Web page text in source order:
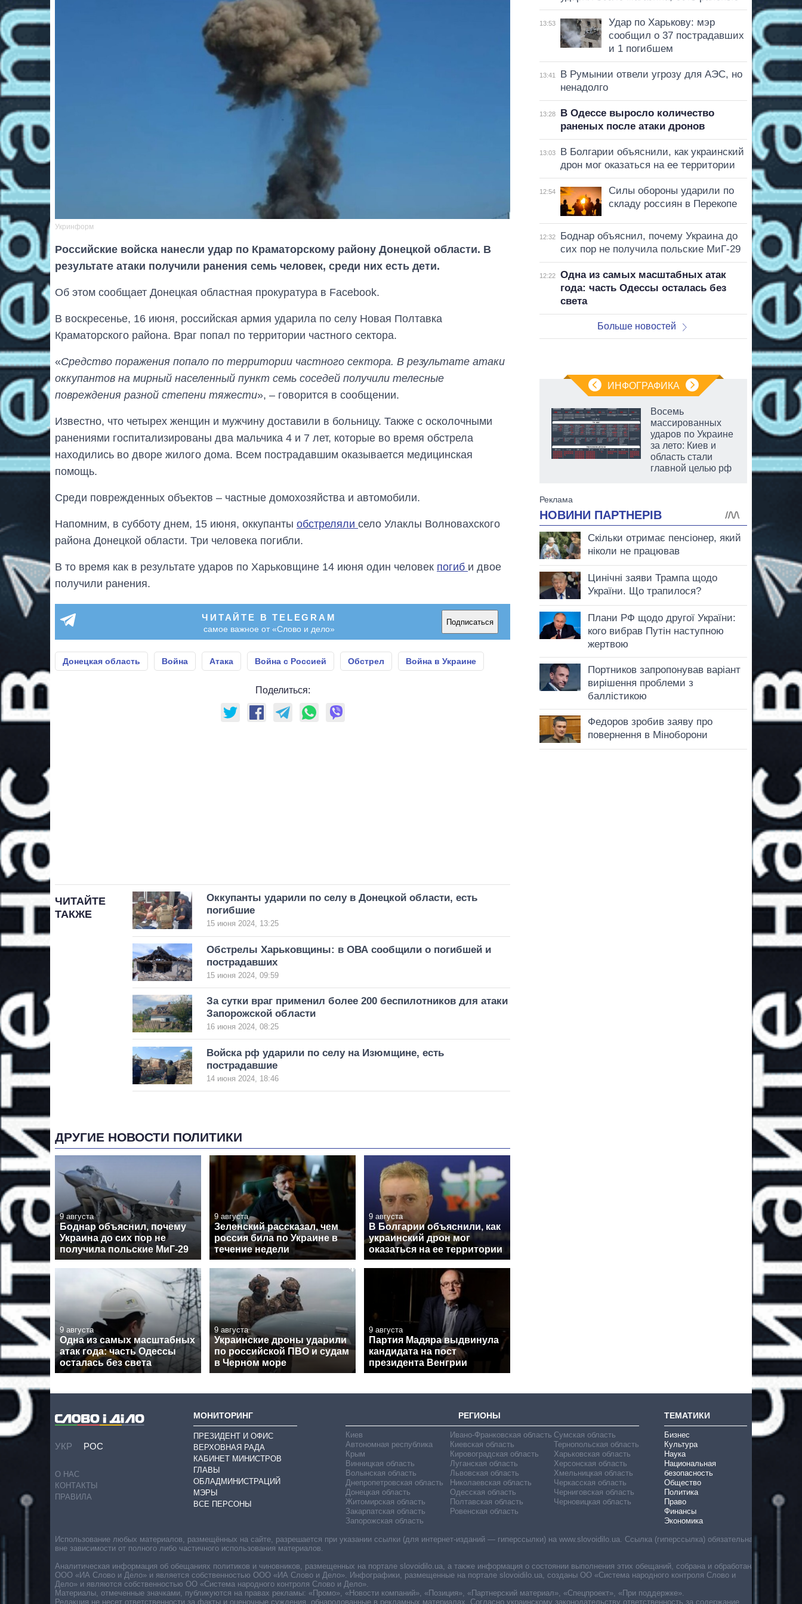
Укринформ
Российские войска нанесли удар по Краматорскому району Донецкой области. В
результате атаки получили ранения семь человек, среди них есть дети.
Об этом сообщает Донецкая областная прокуратура в Facebook.
В воскресенье, 16 июня, российская армия ударила по селу Новая Полтавка
Краматорского района. Враг попал по территории частного сектора.
«Средство поражения попало по территории частного сектора. В результате атаки
оккупантов на мирный населенный пункт семь соседей получили телесные
повреждения разной степени тяжести», – говорится в сообщении.
Известно, что четырех женщин и мужчину доставили в больницу. Также с осколочными
ранениями госпитализированы два мальчика 4 и 7 лет, которые во время обстрела
находились во дворе жилого дома. Всем пострадавшим оказывается медицинская
помощь.
Среди поврежденных объектов – частные домохозяйства и автомобили.
Напомним, в субботу днем, 15 июня, оккупанты обстреляли село Улаклы Волновахского
района Донецкой области. Три человека погибли.
В то время как в результате ударов по Харьковщине 14 июня один человек погиб и двое
получили ранения.
ЧИТАЙТЕ В TELEGRAM
самое важное от «Слово и дело»
Подписаться
Донецкая область Война Атака Война с Россией Обстрел Война в Украине
Поделиться:
ЧИТАЙТЕ
ТАКЖЕ
Оккупанты ударили по селу в Донецкой области, есть
погибшие
15 июня 2024, 13:25
Обстрелы Харьковщины: в ОВА сообщили о погибшей и
пострадавших
15 июня 2024, 09:59
За сутки враг применил более 200 беспилотников для атаки
Запорожской области
16 июня 2024, 08:25
Войска рф ударили по селу на Изюмщине, есть
пострадавшие
14 июня 2024, 18:46
ДРУГИЕ НОВОСТИ ПОЛИТИКИ
9 августа
Боднар объяснил, почему
Украина до сих пор не
получила польские МиГ-29
9 августа
Зеленский рассказал, чем
россия била по Украине в
течение недели
9 августа
В Болгарии объяснили, как
украинский дрон мог
оказаться на ее территории
9 августа
Одна из самых масштабных
атак года: часть Одессы
осталась без света
9 августа
Украинские дроны ударили
по российской ПВО и судам
в Черном море
9 августа
Партия Мадяра выдвинула
кандидата на пост
президента Венгрии
13:53
Удар по Харькову: мэр
сообщил о 37 пострадавших
и 1 погибшем
13:41
В Румынии отвели угрозу для АЭС, но
ненадолго
13:28
В Одессе выросло количество
раненых после атаки дронов
13:03
В Болгарии объяснили, как украинский
дрон мог оказаться на ее территории
12:54
Силы обороны ударили по
складу россиян в Перекопе
12:32
Боднар объяснил, почему Украина до
сих пор не получила польские МиГ-29
12:22
Одна из самых масштабных атак
года: часть Одессы осталась без
света
Больше новостей
ИНФОГРАФИКА
как вырос спрос
на чипы за
последние годы и
что прогнозируют
Восемь
массированных
ударов по Украине
за лето: Киев и
область стали
главной целью рф
УКР РОС
О НАС
КОНТАКТЫ
ПРАВИЛА
МОНИТОРИНГ
ПРЕЗИДЕНТ И ОФИС
ВЕРХОВНАЯ РАДА
КАБИНЕТ МИНИСТРОВ
ГЛАВЫ
ОБЛАДМИНИСТРАЦИЙ
МЭРЫ
ВСЕ ПЕРСОНЫ
РЕГИОНЫ
Киев
Автономная республика
Крым
Винницкая область
Волынская область
Днепропетровская область
Донецкая область
Житомирская область
Закарпатская область
Запорожская область
Ивано-Франковская область
Киевская область
Кировоградская область
Луганская область
Львовская область
Николаевская область
Одесская область
Полтавская область
Ровенская область
Сумская область
Тернопольская область
Харьковская область
Херсонская область
Хмельницкая область
Черкасская область
Черниговская область
Черновицкая область
ТЕМАТИКИ
Бизнес
Культура
Наука
Национальная
безопасность
Общество
Политика
Право
Финансы
Экономика
Использование любых материалов, размещённых на сайте, разрешается при указании ссылки (для интернет-изданий — гиперссылки) на www.slovoidilo.ua. Ссылка (гиперссылка) обязательна
вне зависимости от полного либо частичного использования материалов.
Аналитическая информация об обещаниях политиков и чиновников, размещенных на портале slovoidilo.ua, а также информация о состоянии выполнения этих обещаний, собрана и обработана
ООО «ИА Слово и Дело» и является собственностью ООО «ИА Слово и Дело». Инфографики, размещенные на портале slovoidilo.ua, созданы ОО «Система народного контроля Слово и
Дело» и являются собственностью ОО «Система народного контроля Слово и Дело».
Материалы, отмеченные значками, публикуются на правах рекламы: «Промо», «Новости компаний», «Позиция», «Партнерский материал», «Спецпроект», «При поддержке».
Редакция не несет ответственности за факты и оценочные суждения, обнародованные в рекламных материалах. Согласно украинскому законодательству ответственность за содержание